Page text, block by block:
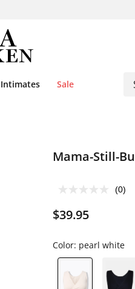
Intimates Sale
Mama-Still-
(0)
$39.95
Color: pearl white